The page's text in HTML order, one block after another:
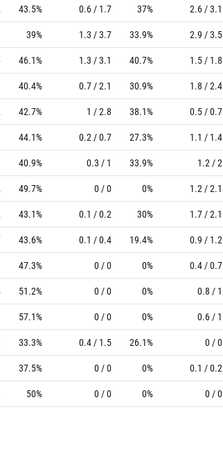
43.5% 0.6 / 1.7 37% 2.6 / 3.1
39% 1.3 / 3.7 33.9% 2.9 / 3.5
46.1% 1.3 / 3.1 40.7% 1.5 / 1.8
40.4% 0.7 / 2.1 30.9% 1.8 / 2.4
42.7% 1 / 2.8 38.1% 0.5 / 0.7
44.1% 0.2 / 0.7 27.3% 1.1 / 1.4
40.9% 0.3 / 1 33.9% 1.2 / 2
49.7% 0 / 0 0% 1.2 / 2.1
43.1% 0.1 / 0.2 30% 1.7 / 2.1
43.6% 0.1 / 0.4 19.4% 0.9 / 1.2
47.3% 0 / 0 0% 0.4 / 0.7
51.2% 0 / 0 0% 0.8 / 1
57.1% 0 / 0 0% 0.6 / 1
33.3% 0.4 / 1.5 26.1% 0 / 0
37.5% 0 / 0 0% 0.1 / 0.2
50% 0 / 0 0% 0 / 0